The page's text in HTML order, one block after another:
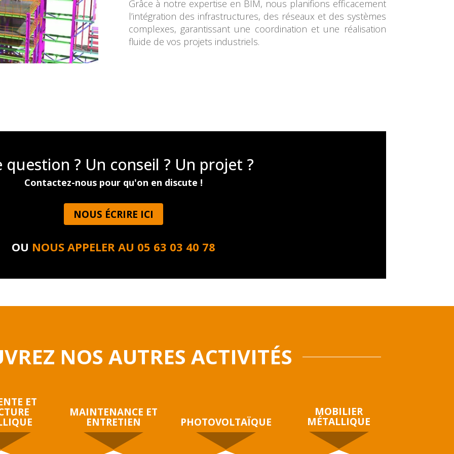
Grâce à notre expertise en BIM, nous planifions efficacement
l’intégration des infrastructures, des réseaux et des systèmes
complexes, garantissant une coordination et une réalisation
fluide de vos projets industriels.
question ? Un conseil ? Un projet ?
Contactez-nous pour qu'on en discute !
NOUS ÉCRIRE ICI
OU NOUS APPELER AU 05 63 03 40 78
NOS AUTRES ACTIVITÉS
ET
MAINTENANCE ET
ENTRETIEN PHOTOVOLTAÏQUE
MOBILIER
MÉTALLIQUE